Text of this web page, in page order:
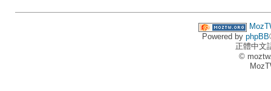
Powered by phpBB
正體中文
©